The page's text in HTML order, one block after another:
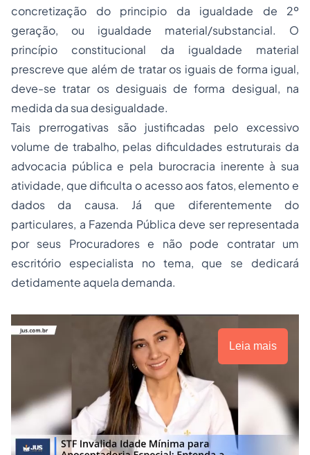
concretização do principio da igualdade de 2º
geração, ou igualdade material/substancial. O
princípio constitucional da igualdade material
prescreve que além de tratar os iguais de forma igual,
deve-se tratar os desiguais de forma desigual, na
medida da sua desigualdade.
Tais prerrogativas são justificadas pelo excessivo
volume de trabalho, pelas dificuldades estruturais da
advocacia pública e pela burocracia inerente à sua
atividade, que dificulta o acesso aos fatos, elemento e
dados da causa. Já que diferentemente do
particulares, a Fazenda Pública deve ser representada
por seus Procuradores e não pode contratar um
escritório especialista no tema, que se dedicará
detidamente aquela demanda.
Leia mais